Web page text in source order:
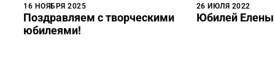
16 НОЯБРЯ 2025
Поздравляем с творческими
юбилеями!
26 ИЮЛЯ 2022
Юбилей